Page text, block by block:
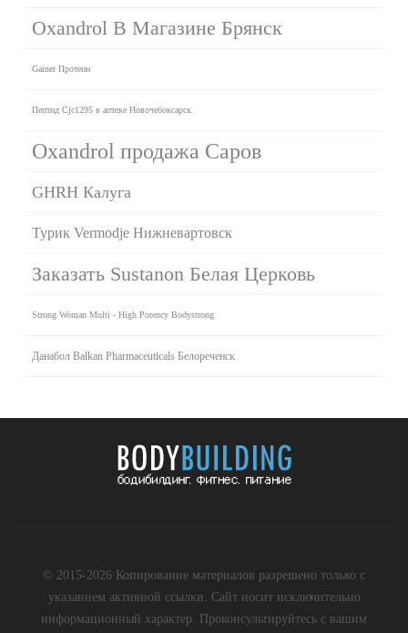
Oxandrol В Магазине Брянск
Gainer Протеин
Пептид Cjc1295 в аптеке Новочебоксарск
Oxandrol продажа Саров
GHRH Калуга
Турик Vermodje Нижневартовск
Заказать Sustanon Белая Церковь
Strong Woman Multi - High Potency Bodystrong
Данабол Balkan Pharmaceuticals Белореченск
© 2015-2026 Копирование материалов разрешено только с
указанием активной ссылки. Сайт носит исключительно
информационный характер. Проконсультируйтесь с вашим